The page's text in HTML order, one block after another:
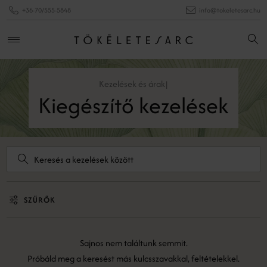
+36-70/555-5848 info@tokeletesarc.hu
Kezelések és árak|
Kiegészítő kezelések
SZŰRŐK
Sajnos nem találtunk semmit.
Próbáld meg a keresést más kulcsszavakkal, feltételekkel.